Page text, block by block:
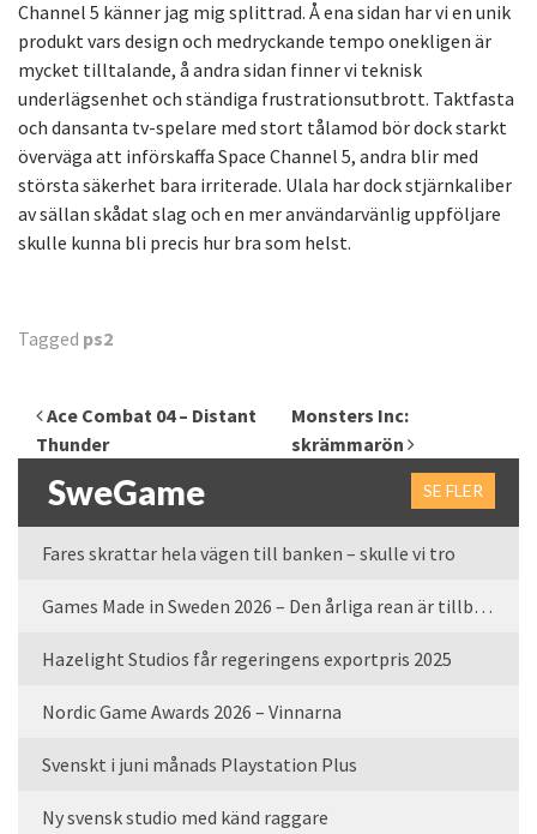
Channel 5 känner jag mig splittrad. Å ena sidan har vi en unik
produkt vars design och medryckande tempo onekligen är
mycket tilltalande, å andra sidan finner vi teknisk
underlägsenhet och ständiga frustrationsutbrott. Taktfasta
och dansanta tv-spelare med stort tålamod bör dock starkt
överväga att införskaffa Space Channel 5, andra blir med
största säkerhet bara irriterade. Ulala har dock stjärnkaliber
av sällan skådat slag och en mer användarvänlig uppföljare
skulle kunna bli precis hur bra som helst.
Tagged ps2
Inläggsnavigering
Ace Combat 04 – Distant
Thunder
Monsters Inc:
skrämmarön
SweGame SE FLER
Fares skrattar hela vägen till banken – skulle vi tro
Games Made in Sweden 2026 – Den årliga rean är tillbaka
Hazelight Studios får regeringens exportpris 2025
Nordic Game Awards 2026 – Vinnarna
Svenskt i juni månads Playstation Plus
Ny svensk studio med känd raggare